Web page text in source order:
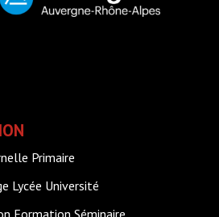
Primaire
Lycée Université
Formation Séminaire